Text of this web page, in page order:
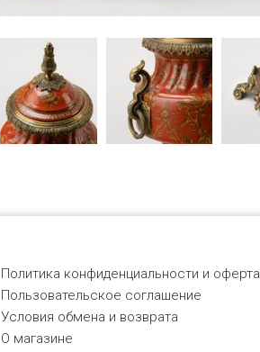
Политика конфиденциальности и оферта
Пользовательское соглашение
Условия обмена и возврата
О магазине